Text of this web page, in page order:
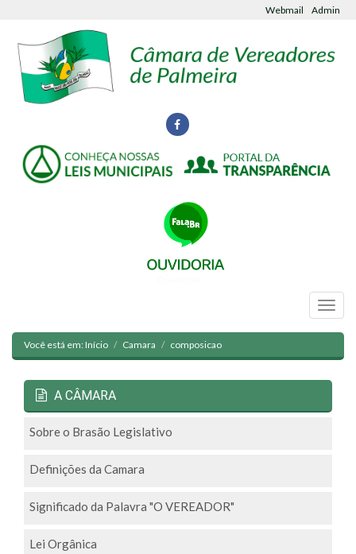
Webmail Admin
Você está em:Início Camara composicao
A CÂMARA
Sobre o Brasão Legislativo
Definições da Camara
Significado da Palavra "O VEREADOR"
Lei Orgânica